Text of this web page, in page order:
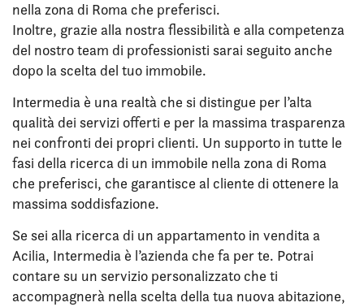
nella zona di Roma che preferisci.
Inoltre, grazie alla nostra flessibilità e alla competenza
del nostro team di professionisti sarai seguito anche
dopo la scelta del tuo immobile.
Intermedia è una realtà che si distingue per l’alta
qualità dei servizi offerti e per la massima trasparenza
nei confronti dei propri clienti. Un supporto in tutte le
fasi della ricerca di un immobile nella zona di Roma
che preferisci, che garantisce al cliente di ottenere la
massima soddisfazione.
Se sei alla ricerca di un appartamento in vendita a
Acilia, Intermedia è l’azienda che fa per te. Potrai
contare su un servizio personalizzato che ti
accompagnerà nella scelta della tua nuova abitazione,